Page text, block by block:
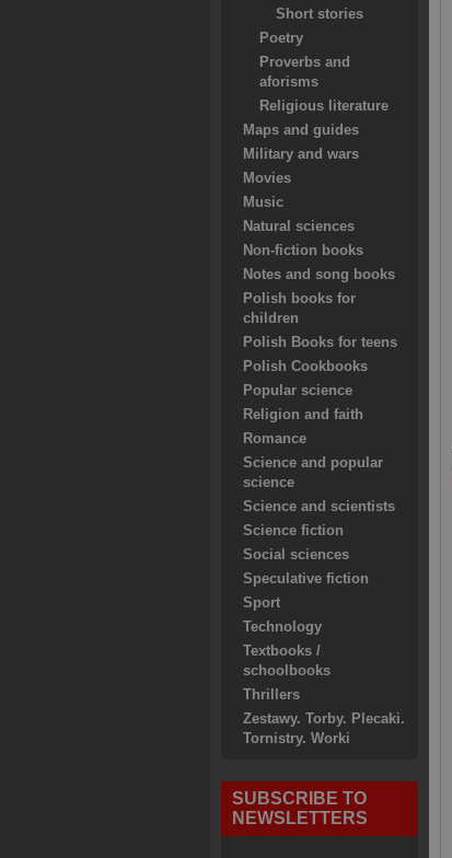
Short stories
Poetry
Proverbs and
aforisms
Religious literature
Maps and guides
Military and wars
Movies
Music
Natural sciences
Non-fiction books
Notes and song books
Polish books for
children
Polish Books for teens
Polish Cookbooks
Popular science
Religion and faith
Romance
Science and popular
science
Science and scientists
Science fiction
Social sciences
Speculative fiction
Sport
Technology
Textbooks /
schoolbooks
Thrillers
Zestawy. Torby. Plecaki.
Tornistry. Worki
SUBSCRIBE TO
NEWSLETTERS